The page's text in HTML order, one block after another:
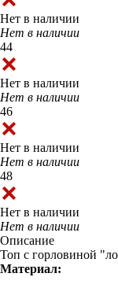
Нет в наличии
Нет в наличии
44
Нет в наличии
Нет в наличии
46
Нет в наличии
Нет в наличии
48
Нет в наличии
Нет в наличии
Описание
Топ с горловиной
Материал: